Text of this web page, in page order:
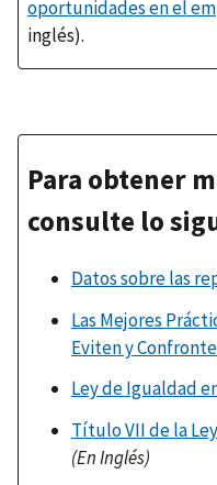
oportunidades en el
inglés).
Para obtener
consulte lo
Datos sobre las
Las Mejores
Eviten y
Ley de Igualdad
Título VII de la
(En Inglés)